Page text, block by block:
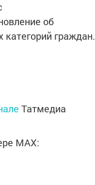
об
категорий граждан.
Татмедиа
MАХ: